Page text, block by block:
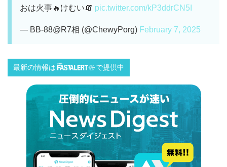
おは火事🔥けむい🧯 pic.twitter.com/kP3ddrCN5I
— BB-88@R7相 (@ChewyPorg) February 7, 2025
最新の情報は で提供中